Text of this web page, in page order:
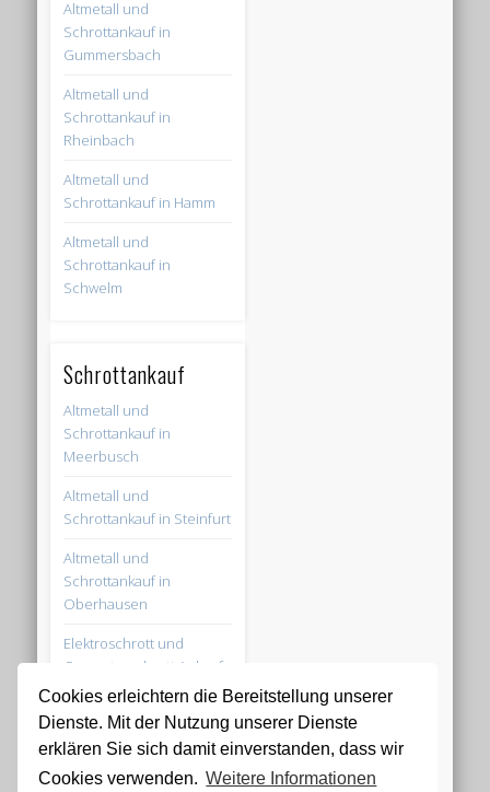
Cookies erleichtern die Bereitstellung unserer
Dienste. Mit der Nutzung unserer Dienste
erklären Sie sich damit einverstanden, dass wir
Cookies verwenden. Weitere Informationen
Altmetall und
Schrottankauf in
Gummersbach
Altmetall und
Schrottankauf in
Rheinbach
Altmetall und
Schrottankauf in Hamm
Altmetall und
Schrottankauf in
Schwelm
Schrottankauf
Altmetall und
Schrottankauf in
Meerbusch
Altmetall und
Schrottankauf in Steinfurt
Altmetall und
Schrottankauf in
Oberhausen
Elektroschrott und
Computerschrott Ankauf
in Radevormwald
Altmetall und
Schrottankauf in
Düsseldorf